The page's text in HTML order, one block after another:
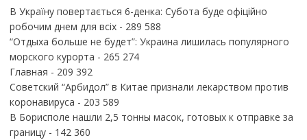
В Україну повертається 6-денка: Субота буде офіційно
робочим днем для всіх- 289 588
“Отдыха больше не будет”: Украина лишилась популярного
морского курорта - 265 274
Главная - 209 392
Советский “Арбидол” в Китае признали лекарством против
коронавируса - 203 589
В Борисполе нашли 2,5 тонны масок, готовых к отправке за
границу- 142 360